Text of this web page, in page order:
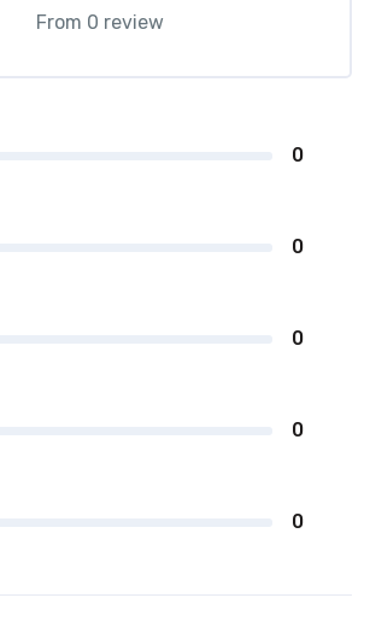
From 0 review
0
0
0
0
0